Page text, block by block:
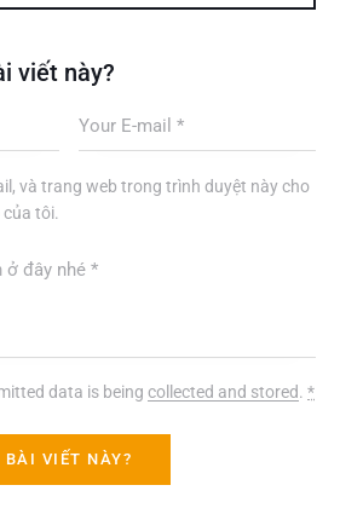
viết này?
và trang web trong trình duyệt này cho
của tôi.
data is beingcollected and stored.*